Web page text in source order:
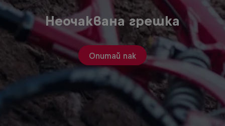
Неочаквана грешка
Опитай пак